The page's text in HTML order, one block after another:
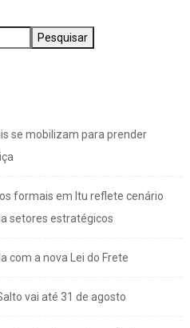
Pesquisar
se mobilizam para prender
formais em Itu reflete cenário
setores estratégicos
com a nova Lei do Frete
vai até 31 de agosto